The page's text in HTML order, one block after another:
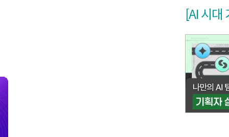
[AI 시대